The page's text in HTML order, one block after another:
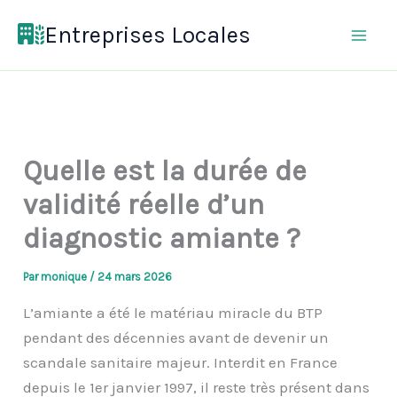
Entreprises Locales
Quelle est la durée de
validité réelle d’un
diagnostic amiante ?
Parmonique /24 mars 2026
L’amiante a été le matériau miracle du BTP
pendant des décennies avant de devenir un
scandale sanitaire majeur. Interdit en France
depuis le 1er janvier 1997, il reste très présent dans